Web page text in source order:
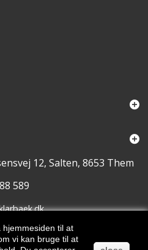
12, Salten, 8653 Them
589
hjemmesiden til at
vi kan bruge til at